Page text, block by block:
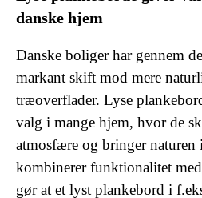
danske hjem
Danske boliger har gennem
markant skift mod mere
træoverflader. Lyse
valg i mange hjem, hvor de
atmosfære og bringer naturen
kombinerer funktionalitet
gør at et lyst plankebord i